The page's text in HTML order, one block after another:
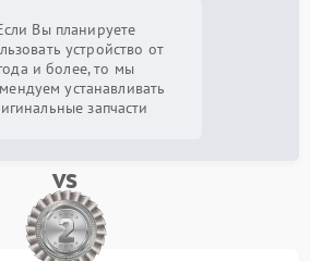
Вы планируете
устройство от
и более, то мы
устанавливать
запчасти
vs